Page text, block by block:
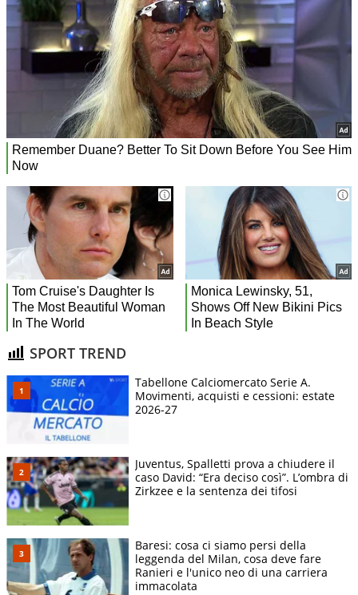
SPORT TREND
Tabellone Calciomercato Serie A.
Movimenti, acquisti e cessioni: estate
2026-27
Juventus, Spalletti prova a chiudere il
caso David: “Era deciso così”. L’ombra di
Zirkzee e la sentenza dei tifosi
Baresi: cosa ci siamo persi della
leggenda del Milan, cosa deve fare
Ranieri e l'unico neo di una carriera
immacolata